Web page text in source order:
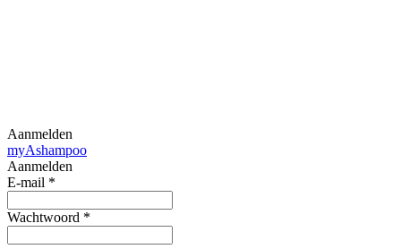
Aanmelden
myAshampoo
Aanmelden
E-mail *
Wachtwoord *